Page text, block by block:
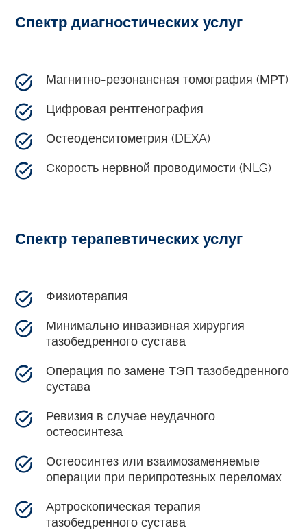
Спектр диагностических услуг
Магнитно-резонансная томография (МРТ)
Цифровая рентгенография
Остеоденситометрия (DEXA)
Скорость нервной проводимости (NLG)
Спектр терапевтических услуг
Физиотерапия
Минимально инвазивная хирургия
тазобедренного сустава
Операция по замене ТЭП тазобедренного
сустава
Ревизия в случае неудачного
остеосинтеза
Остеосинтез или взаимозаменяемые
операции при перипротезных переломах
Артроскопическая терапия
тазобедренного сустава